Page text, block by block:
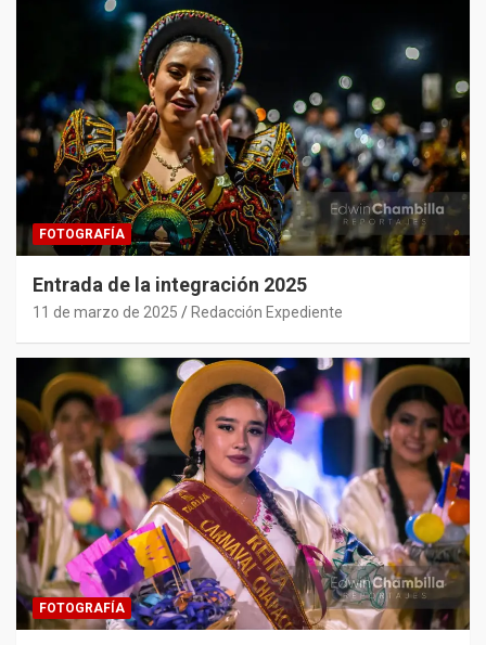
FOTOGRAFÍA
Entrada de la integración 2025
11 de marzo de 2025 Redacción Expediente
FOTOGRAFÍA